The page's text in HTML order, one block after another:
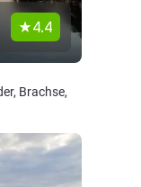
4.4
Brachse,